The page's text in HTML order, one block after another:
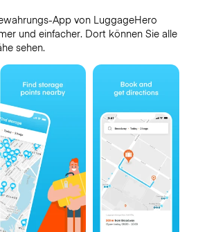
App von LuggageHero
und einfacher. Dort können Sie alle
sehen.